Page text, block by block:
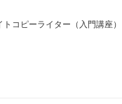
トコピーライター（入門講座）